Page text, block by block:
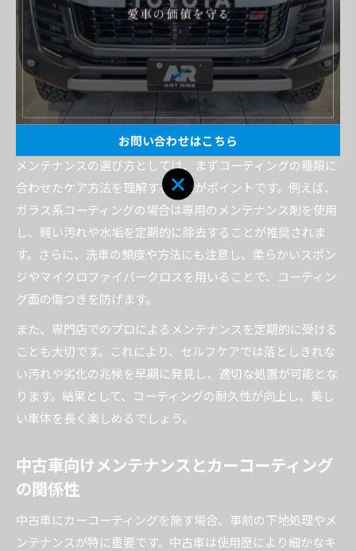
スの選び方
カーコーティングの美しさや効果を長期間維持するために
は、施工後の定期メンテナンスが不可欠です。特に茨城県の
ように四季の変化が大きく、湿気や紫外線、塩分が車体に影
響を与える地域では、適切なメンテナンス選びが重要となり
メンテナンスの選び方としては、まずコーティングの種類に
合わせたケア方法を理解することがポイントです。例えば、
ガラス系コーティングの場合は専用のメンテナンス剤を使用
し、軽い汚れや水垢を定期的に除去することが推奨されま
す。さらに、洗車の頻度や方法にも注意し、柔らかいスポン
ジやマイクロファイバークロスを用いることで、コーティン
グ面の傷つきを防げます。
また、専門店でのプロによるメンテナンスを定期的に受ける
ことも大切です。これにより、セルフケアでは落としきれな
い汚れや劣化の兆候を早期に発見し、適切な処置が可能とな
ります。結果として、コーティングの耐久性が向上し、美し
い車体を長く楽しめるでしょう。
中古車向けメンテナンスとカーコーティング
の関係性
中古車にカーコーティングを施す場合、事前の下地処理やメ
ンテナンスが特に重要です。中古車は使用歴により細かなキ
お問い合わせはこちら